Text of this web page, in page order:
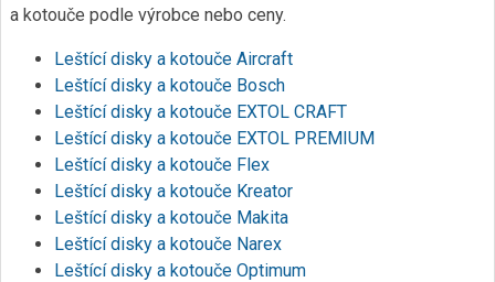
a kotouče podle výrobce nebo ceny.
Leštící disky a kotouče Aircraft
Leštící disky a kotouče Bosch
Leštící disky a kotouče EXTOL CRAFT
Leštící disky a kotouče EXTOL PREMIUM
Leštící disky a kotouče Flex
Leštící disky a kotouče Kreator
Leštící disky a kotouče Makita
Leštící disky a kotouče Narex
Leštící disky a kotouče Optimum